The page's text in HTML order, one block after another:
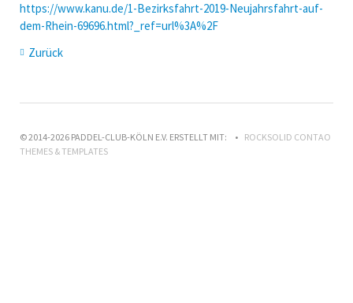
https://www.kanu.de/1-Bezirksfahrt-2019-Neujahrsfahrt-auf-
dem-Rhein-69696.html?_ref=url%3A%2F
Zurück
© 2014-2026 PADDEL-CLUB-KÖLN E.V. ERSTELLT MIT:
ROCKSOLID CONTAO
THEMES & TEMPLATES